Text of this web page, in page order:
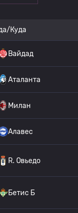
Куда
Вайдад
Аталанта
Милан
Алавес
R. Овьедо
Бетис Б